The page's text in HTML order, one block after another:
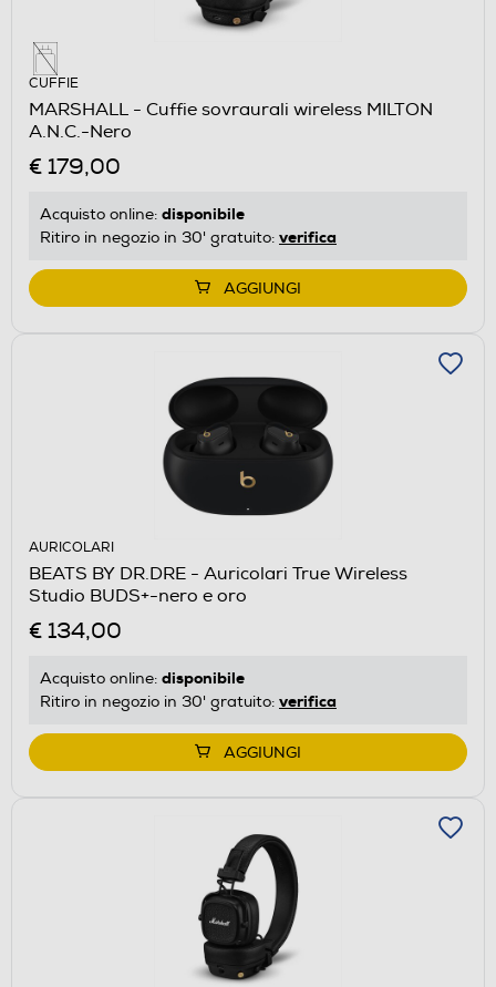
CUFFIE
MARSHALL - Cuffie sovraurali wireless MILTON
A.N.C.-Nero
€ 179,00
Acquisto online: disponibile
Ritiro in negozio in 30' gratuito: verifica
AGGIUNGI
AURICOLARI
BEATS BY DR.DRE - Auricolari True Wireless
Studio BUDS+-nero e oro
€ 134,00
Acquisto online: disponibile
Ritiro in negozio in 30' gratuito: verifica
AGGIUNGI